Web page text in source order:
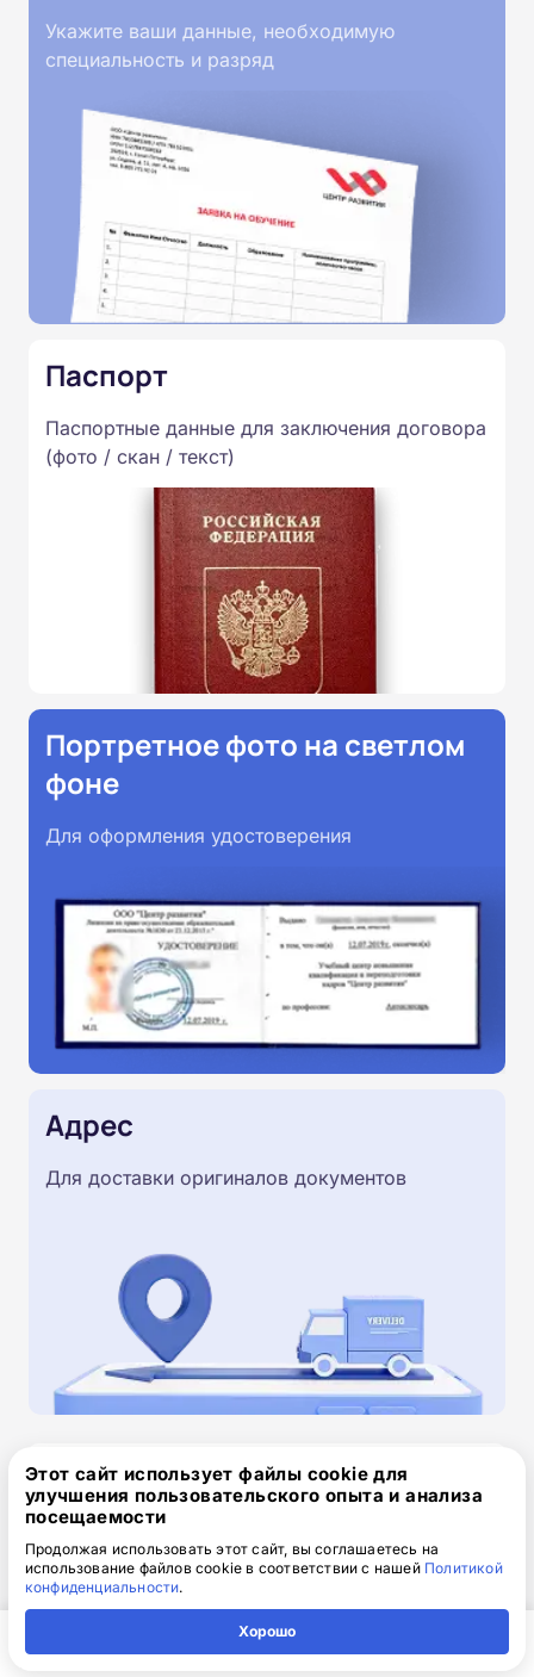
Укажите ваши данные, необходимую
специальность и разряд
Паспорт
Паспортные данные для заключения договора
(фото / скан / текст)
Портретное фото на светлом
фоне
Для оформления удостоверения
Адрес
Для доставки оригиналов документов
Скачайте заявку на обучение
.doc, 32.52 Кб
Скачайте шаблон, заполните и отправьте по
электронной почте
Обязательно укажите контактный номер телефон.
Наш специалист свяжется с вами и утонит все
детали.
Этот сайт использует файлы cookie для
улучшения пользовательского опыта и анализа
посещаемости
Продолжая использовать этот сайт, вы соглашаетесь на
использование файлов cookie в соответствии с нашей Политикой
конфиденциальности.
Хорошо